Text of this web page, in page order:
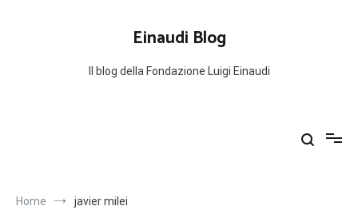
Einaudi Blog
Il blog della Fondazione Luigi Einaudi
Home javier milei